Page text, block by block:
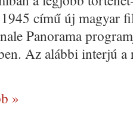
című új magyar
Panorama
Az alábbi interjú a
»